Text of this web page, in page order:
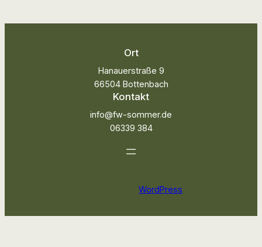
Ort
Hanauerstraße 9
66504 Bottenbach
Kontakt
info@fw-sommer.de
06339 384
WordPress